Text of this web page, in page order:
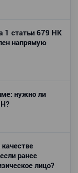
1 статьи 679 НК
напрямую
нужно ли
ранее
лицо?